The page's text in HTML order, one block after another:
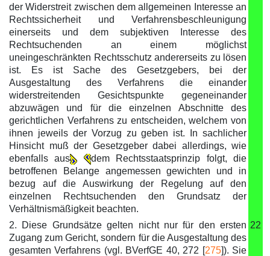
der Widerstreit zwischen dem allgemeinen Interesse an
Rechtssicherheit und Verfahrensbeschleunigung
einerseits und dem subjektiven Interesse des
Rechtsuchenden an einem möglichst
uneingeschränkten Rechtsschutz andererseits zu lösen
ist. Es ist Sache des Gesetzgebers, bei der
Ausgestaltung des Verfahrens die einander
widerstreitenden Gesichtspunkte gegeneinander
abzuwägen und für die einzelnen Abschnitte des
gerichtlichen Verfahrens zu entscheiden, welchem von
ihnen jeweils der Vorzug zu geben ist. In sachlicher
Hinsicht muß der Gesetzgeber dabei allerdings, wie
ebenfalls aus
dem Rechtsstaatsprinzip folgt, die
betroffenen Belange angemessen gewichten und in
bezug auf die Auswirkung der Regelung auf den
einzelnen Rechtsuchenden den Grundsatz der
Verhältnismäßigkeit beachten.
2. Diese Grundsätze gelten nicht nur für den ersten
Zugang zum Gericht, sondern für die Ausgestaltung des
gesamten Verfahrens (vgl. BVerfGE 40, 272 [275]). Sie
22